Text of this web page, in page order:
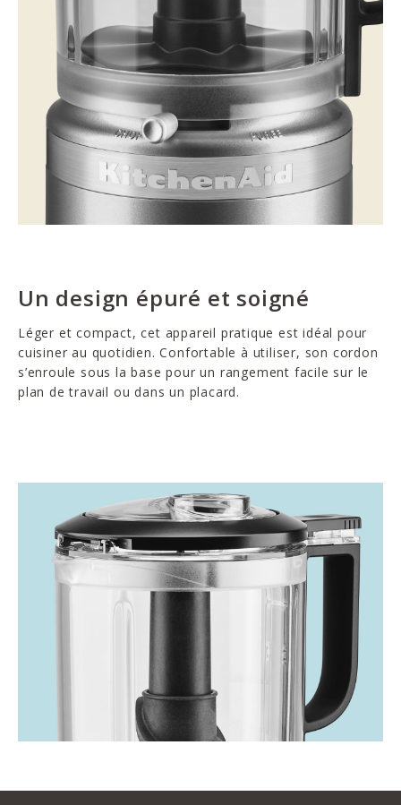
Un design épuré et soigné
Léger et compact, cet appareil pratique est idéal pour
cuisiner au quotidien. Confortable à utiliser, son cordon
s’enroule sous la base pour un rangement facile sur le
plan de travail ou dans un placard.